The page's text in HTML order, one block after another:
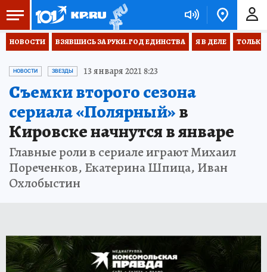
НОВОСТИ ВЗЯВШИСЬ ЗА РУКИ. ГОД ЕДИНСТВА Я В ДЕЛЕ ТОЛЬКО
НОВОСТИ ЗВЕЗДЫ 13 января 2021 8:23
Съемки второго сезона
сериала «Полярный»в
Кировске начнутся в январе
Главные роли в сериале играют Михаил
Пореченков, Екатерина Шпица, Иван
Охлобыстин